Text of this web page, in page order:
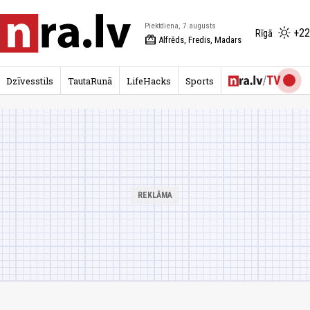
Piektdiena, 7.augusts
redeem Alfrēds, Fredis, Madars
Rīgā
Dzīvesstils TautaRunā LifeHacks Sports